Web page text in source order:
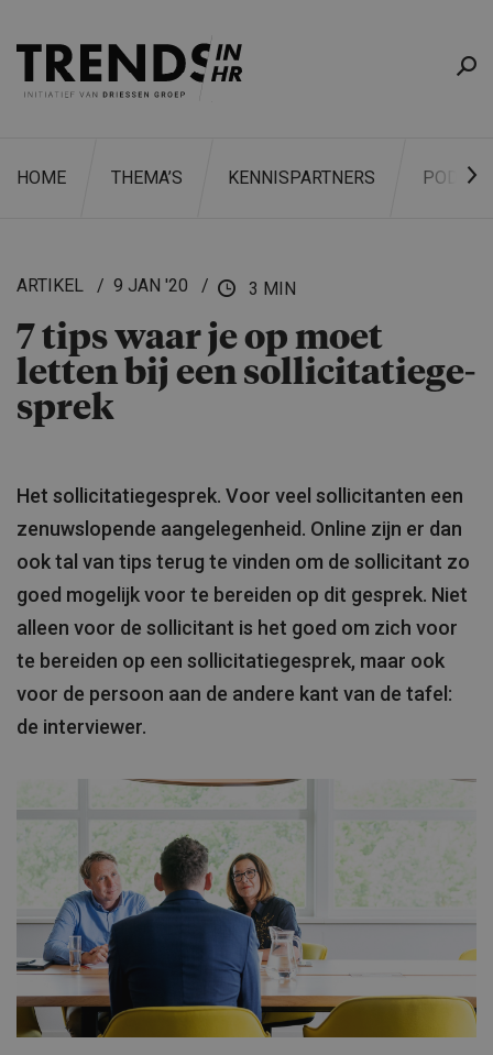
HOME THEMA’S KENNISPARTNERS
ZOEKEN
ARTIKEL 9 JAN '20 3 MIN
7 tips waar je op moet
letten bij een sollicita­tie­ge­
sprek
Het sollicitatiegesprek. Voor veel sollicitanten een
zenuwslopende aangelegenheid. Online zijn er dan
ook tal van tips terug te vinden om de sollicitant zo
goed mogelijk voor te bereiden op dit gesprek. Niet
alleen voor de sollicitant is het goed om zich voor
te bereiden op een sollicitatiegesprek, maar ook
voor de persoon aan de andere kant van de tafel:
de interviewer.